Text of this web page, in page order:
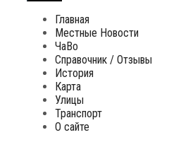
Главная
Местные Новости
ЧаВо
Справочник / Отзывы
История
Карта
Улицы
Транспорт
О сайте